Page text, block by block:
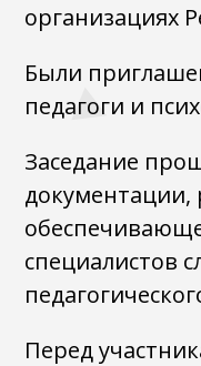
организациях
Были
педагоги и
Заседание
специалистов
Перед